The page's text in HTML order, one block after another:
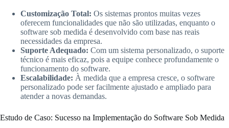
Customização Total: Os sistemas prontos muitas vezes
oferecem funcionalidades que não são utilizadas, enquanto o
software sob medida é desenvolvido com base nas reais
necessidades da empresa.
Suporte Adequado: Com um sistema personalizado, o suporte
técnico é mais eficaz, pois a equipe conhece profundamente o
funcionamento do software.
Escalabilidade: À medida que a empresa cresce, o software
personalizado pode ser facilmente ajustado e ampliado para
atender a novas demandas.
Estudo de Caso: Sucesso na Implementação do Software Sob Medida